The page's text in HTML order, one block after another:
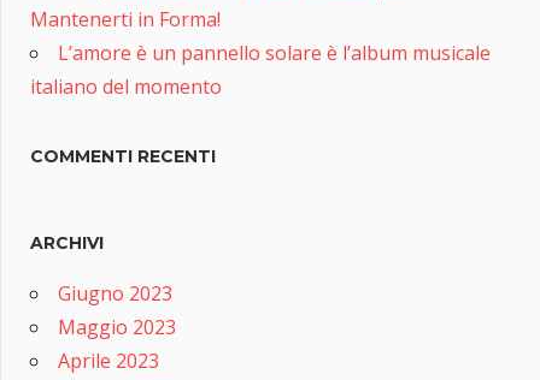
Mantenerti in Forma!
L’amore è un pannello solare è l’album musicale
italiano del momento
COMMENTI RECENTI
ARCHIVI
Giugno 2023
Maggio 2023
Aprile 2023